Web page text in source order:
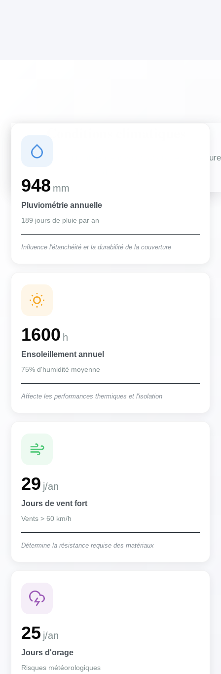
Des conditions qui influencent vos travaux de couverture
948 mm
Pluviométrie annuelle
189 jours de pluie par an
Influence l'étanchéité et la durabilité de la couverture
1600 h
Ensoleillement annuel
75% d'humidité moyenne
Affecte les performances thermiques et l'isolation
29 j/an
Jours de vent fort
Vents > 60 km/h
Détermine la résistance requise des matériaux
25 j/an
Jours d'orage
Risques météorologiques